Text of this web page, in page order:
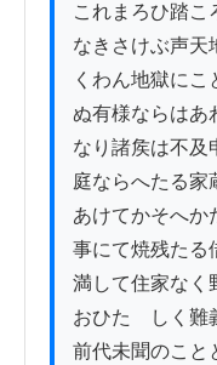
これまろひ踏こ
なきさけぶ声天
くわん地獄に
ぬ有様ならはあ
なり諸矦は不及
庭ならへたる家
あけてかそへか
事にて焼残たる
満して住家なく
おひたゞしく難
前代未聞のこと